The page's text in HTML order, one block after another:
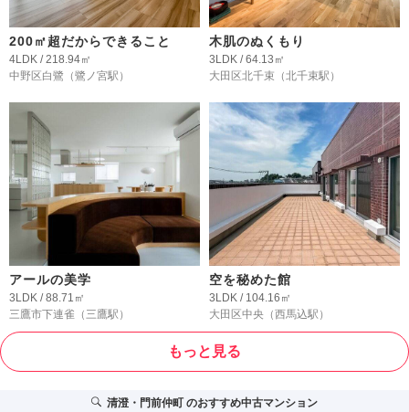
200㎡超だからできること
4LDK / 218.94㎡
中野区白鷺 （鷺ノ宮駅）
木肌のぬくもり
3LDK / 64.13㎡
大田区北千束 （北千束駅）
アールの美学
3LDK / 88.71㎡
三鷹市下連雀 （三鷹駅）
空を秘めた館
3LDK / 104.16㎡
大田区中央 （西馬込駅）
もっと見る
清澄・門前仲町のおすすめ中古マンション